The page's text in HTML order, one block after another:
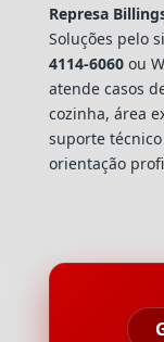
Represa
Soluções pelo
4114-6060ou
atende casos
cozinha, área
suporte
orientação